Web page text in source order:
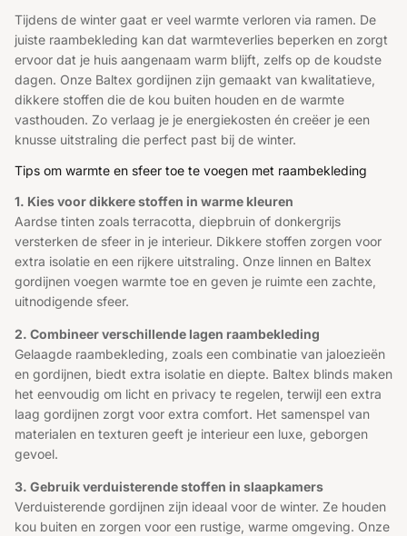
Tijdens de winter gaat er veel warmte verloren via ramen. De
juiste raambekleding kan dat warmteverlies beperken en zorgt
ervoor dat je huis aangenaam warm blijft, zelfs op de koudste
dagen. Onze Baltex gordijnen zijn gemaakt van kwalitatieve,
dikkere stoffen die de kou buiten houden en de warmte
vasthouden. Zo verlaag je je energiekosten én creëer je een
knusse uitstraling die perfect past bij de winter.
Tips om warmte en sfeer toe te voegen met raambekleding
1. Kies voor dikkere stoffen in warme kleuren
Aardse tinten zoals terracotta, diepbruin of donkergrijs
versterken de sfeer in je interieur. Dikkere stoffen zorgen voor
extra isolatie en een rijkere uitstraling. Onze linnen en Baltex
gordijnen voegen warmte toe en geven je ruimte een zachte,
uitnodigende sfeer.
2. Combineer verschillende lagen raambekleding
Gelaagde raambekleding, zoals een combinatie van jaloezieën
en gordijnen, biedt extra isolatie en diepte. Baltex blinds maken
het eenvoudig om licht en privacy te regelen, terwijl een extra
laag gordijnen zorgt voor extra comfort. Het samenspel van
materialen en texturen geeft je interieur een luxe, geborgen
gevoel.
3. Gebruik verduisterende stoffen in slaapkamers
Verduisterende gordijnen zijn ideaal voor de winter. Ze houden
kou buiten en zorgen voor een rustige, warme omgeving. Onze